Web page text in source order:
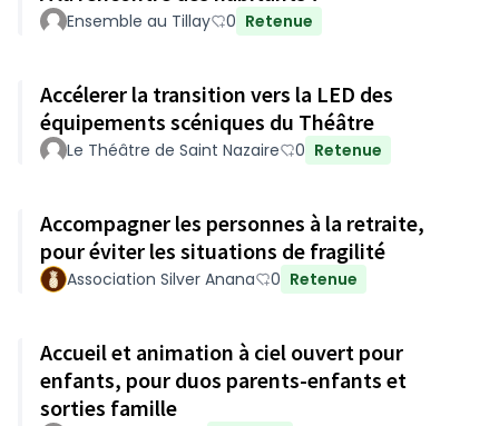
Ensemble au Tillay 0 Retenue
Accélerer la transition vers la LED des
équipements scéniques du Théâtre
Le Théâtre de Saint Nazaire 0 Retenue
Accompagner les personnes à la retraite,
pour éviter les situations de fragilité
Association Silver Anana 0 Retenue
Accueil et animation à ciel ouvert pour
enfants, pour duos parents-enfants et
sorties famille